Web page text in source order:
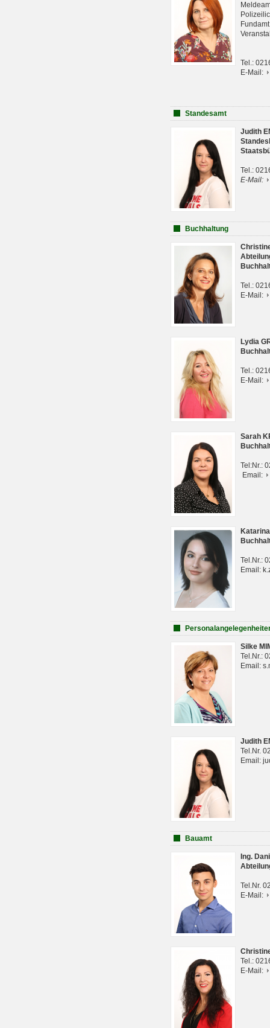
Tel.:
E-Mail:
Standesamt
Judith
Tel.:
E-Mail:
Buchhaltung
Tel.:
E-Mail:
Lydia
Tel.:
E-Mail:
Sarah
Tel:Nr.:
Email:
Tel.Nr.:
Email:
Silke
Tel.Nr.:
Email:
Judith
Tel.Nr.
Email:
Bauamt
Ing.
Tel.Nr.
E-Mail:
Tel.:
E-Mail: